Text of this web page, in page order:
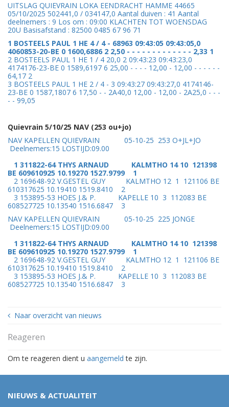
UITSLAG QUIEVRAIN LOKA EENDRACHT HAMME 44665
05/10/2025 502441,0 / 034147,0 Aantal duiven : 41 Aantal
deelnemers : 9 Los om : 09:00 KLACHTEN TOT WOENSDAG
20U Basisafstand : 82500 0485 67 96 71
1 BOSTEELS PAUL 1 HE 4 / 4 - 68963 09:43:05 09:43:05,0
4060853-20-BE 0 1600,6886 2 2,50 - - - - - - - - - - - - - 2,33 1
2 BOSTEELS PAUL 1 HE 1 / 4 20,0 2 09:43:23 09:43:23,0
4174176-23-BE 0 1589,6197 6 25,00 - - - - 12,00 - 12,00 - - - - - -
64,17 2
3 BOSTEELS PAUL 1 HE 2 / 4 - 3 09:43:27 09:43:27,0 4174146-
23-BE 0 1587,1807 6 17,50 - - 2A40,0 12,00 - 12,00 - 2A25,0 - - -
- - 99,05
Quievrain 5/10/25 NAV (253 ou+jo)
NAV KAPELLEN QUIEVRAIN 05-10-25 253 O+JL+JO
Deelnemers:15 LOSTIJD:09.00
1 311822-64 THYS ARNAUD KALMTHO 14 10 121398
BE 609610925 10.19270 1527.9799 1
2 169648-92 V.GESTEL GUY KALMTHO 12 1 121106 BE
610317625 10.19410 1519.8410 2
3 153895-53 HOES J.& P. KAPELLE 10 3 112083 BE
608527725 10.13540 1516.6847 3
NAV KAPELLEN QUIEVRAIN 05-10-25 225 JONGE
Deelnemers:15 LOSTIJD:09.00
1 311822-64 THYS ARNAUD KALMTHO 14 10 121398
BE 609610925 10.19270 1527.9799 1
2 169648-92 V.GESTEL GUY KALMTHO 12 1 121106 BE
610317625 10.19410 1519.8410 2
3 153895-53 HOES J.& P. KAPELLE 10 3 112083 BE
608527725 10.13540 1516.6847 3
Naar overzicht van nieuws
Reageren
Om te reageren dient u aangemeld te zijn.
NIEUWS & ACTUALITEIT